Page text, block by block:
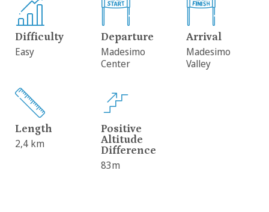
Difficulty
Easy
Departure
Madesimo
Center
Arrival
Madesimo
Valley
Length
2,4 km
Positive
Altitude
Difference
83m